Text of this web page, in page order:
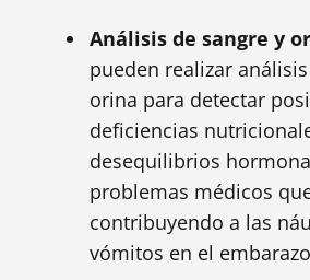
Análisis de sangre y
pueden realizar
orina para detectar
deficiencias
desequilibrios
problemas médicos
contribuyendo a las
vómitos en el